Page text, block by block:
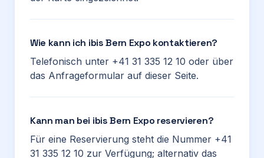
Wie kann ich ibis Bern Expo kontaktieren?
Telefonisch unter +41 31 335 12 10 oder über
das Anfrageformular auf dieser Seite.
Kann man bei ibis Bern Expo reservieren?
Für eine Reservierung steht die Nummer +41
31 335 12 10 zur Verfügung; alternativ das